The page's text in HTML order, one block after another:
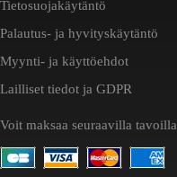
Tietosuojakäytäntö
Palautus- ja hyvityskäytäntö
Myynti- ja käyttöehdot
Lailliset tiedot ja GDPR
Voit maksaa seuraavilla tavoilla